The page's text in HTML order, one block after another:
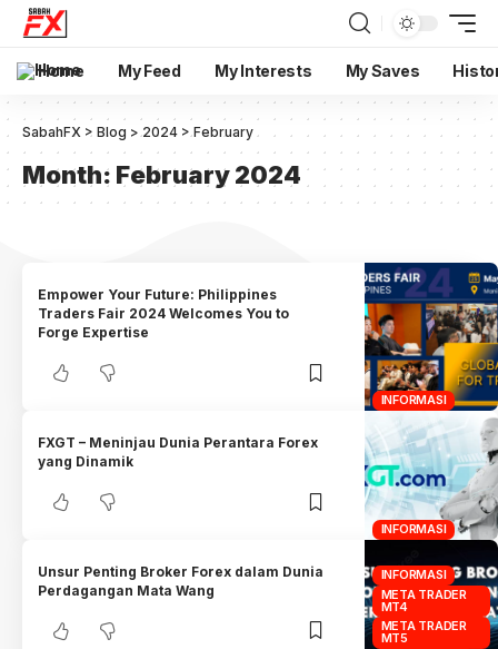
Home My Feed My Interests My Saves
SabahFX > Blog >2024 >February
Month: February 2024
INFORMASI
Empower Your Future: Philippines
Traders Fair 2024 Welcomes You to
Forge Expertise
INFORMASI
FXGT – Meninjau Dunia Perantara Forex
yang Dinamik
INFORMASI
META TRADER
MT4
META TRADER
MT5
Unsur Penting Broker Forex dalam Dunia
Perdagangan Mata Wang